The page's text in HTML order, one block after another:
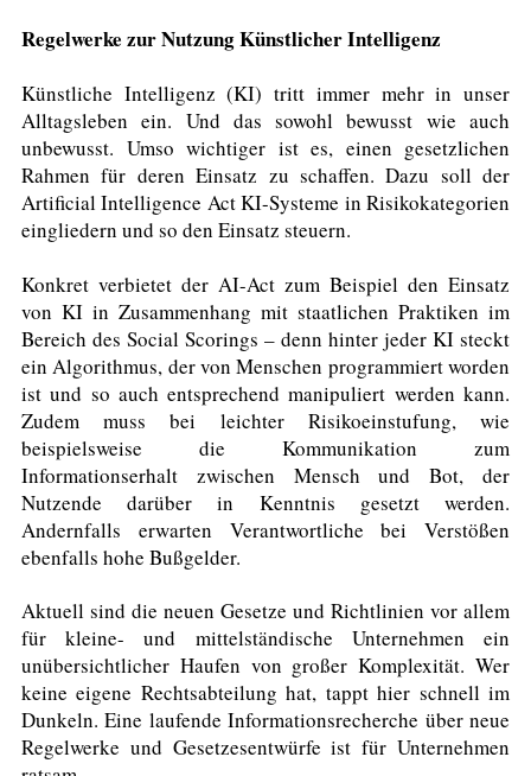
Regelwerke zur Nutzung Künstlicher Intelligenz
Künstliche Intelligenz (KI) tritt immer mehr in unser
Alltagsleben ein. Und das sowohl bewusst wie auch
unbewusst. Umso wichtiger ist es, einen gesetzlichen
Rahmen für deren Einsatz zu schaffen. Dazu soll der
Artificial Intelligence Act KI-Systeme in Risikokategorien
eingliedern und so den Einsatz steuern.
Konkret verbietet der AI-Act zum Beispiel den Einsatz
von KI in Zusammenhang mit staatlichen Praktiken im
Bereich des Social Scorings – denn hinter jeder KI steckt
ein Algorithmus, der von Menschen programmiert worden
ist und so auch entsprechend manipuliert werden kann.
Zudem muss bei leichter Risikoeinstufung, wie
beispielsweise die Kommunikation zum
Informationserhalt zwischen Mensch und Bot, der
Nutzende darüber in Kenntnis gesetzt werden.
Andernfalls erwarten Verantwortliche bei Verstößen
ebenfalls hohe Bußgelder.
Aktuell sind die neuen Gesetze und Richtlinien vor allem
für kleine- und mittelständische Unternehmen ein
unübersichtlicher Haufen von großer Komplexität. Wer
keine eigene Rechtsabteilung hat, tappt hier schnell im
Dunkeln. Eine laufende Informationsrecherche über neue
Regelwerke und Gesetzesentwürfe ist für Unternehmen